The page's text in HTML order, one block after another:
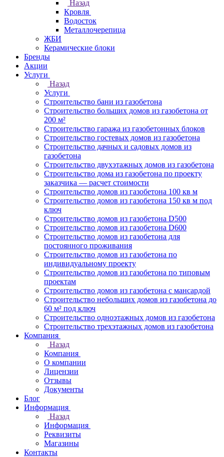
Назад
Кровля
Водосток
Металлочерепица
ЖБИ
Керамические блоки
Бренды
Акции
Услуги
Назад
Услуги
Строительство бани из газобетона
Строительство больших домов из газобетона от
200 м²
Строительство гаража из газобетонных блоков
Строительство гостевых домов из газобетона
Строительство дачных и садовых домов из
газобетона
Строительство двухэтажных домов из газобетона
Строительство дома из газобетона по проекту
заказчика — расчет стоимости
Строительство домов из газобетона 100 кв м
Строительство домов из газобетона 150 кв м под
ключ
Строительство домов из газобетона D500
Строительство домов из газобетона D600
Строительство домов из газобетона для
постоянного проживания
Строительство домов из газобетона по
индивидуальному проекту
Строительство домов из газобетона по типовым
проектам
Строительство домов из газобетона с мансардой
Строительство небольших домов из газобетона до
60 м² под ключ
Строительство одноэтажных домов из газобетона
Строительство трехэтажных домов из газобетона
Компания
Назад
Компания
О компании
Лицензии
Отзывы
Документы
Блог
Информация
Назад
Информация
Реквизиты
Магазины
Контакты